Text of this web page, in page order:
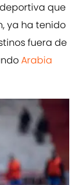
que
ya ha tenido
fuera de
Arabia